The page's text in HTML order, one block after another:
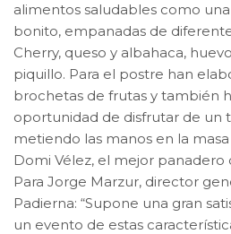
alimentos saludables como
bonito, empanadas de
Cherry, queso y albahaca,
piquillo. Para el postre han
brochetas de frutas y también
oportunidad de disfrutar de un
metiendo las manos en la
Domi Vélez, el mejor panadero
Para Jorge Marzur, director
Padierna: “Supone una gran
un evento de estas